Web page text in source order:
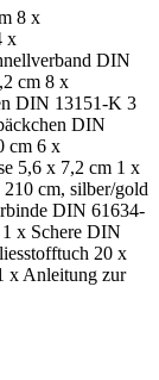
8 x
x
DIN
cm 8 x
DIN 13151-K 3
DIN
cm 6 x
5,6 x 7,2 cm 1 x
cm, silber/gold
DIN 61634-
x Schere DIN
20 x
x Anleitung zur